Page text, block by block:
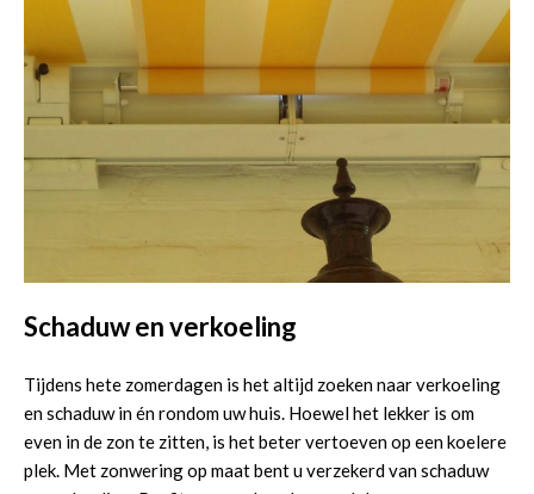
Schaduw en verkoeling
Tijdens hete zomerdagen is het altijd zoeken naar verkoeling
en schaduw in én rondom uw huis. Hoewel het lekker is om
even in de zon te zitten, is het beter vertoeven op een koelere
plek. Met zonwering op maat bent u verzekerd van schaduw